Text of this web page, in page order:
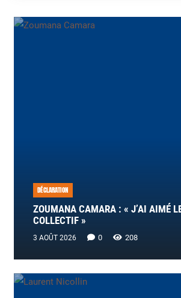
DÉCLARATION
ZOUMANA CAMARA : « J’AI AIMÉ
COLLECTIF »
3 AOÛT 2026 0 208